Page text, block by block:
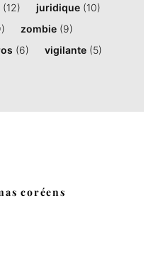
(12) juridique (10)
zombie (9)
(6) vigilante (5)
coréens